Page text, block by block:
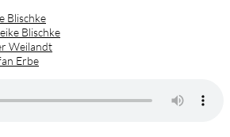
Blischke
Blischke
Weilandt
Erbe